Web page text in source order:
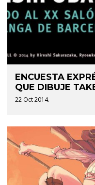
ENCUESTA
QUE DIBUJE
22 Oct 2014.